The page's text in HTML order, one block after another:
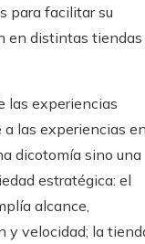
para facilitar su
en distintas tiendas
las experiencias
las experiencias en
dicotomía sino una
estratégica: el
alcance,
y velocidad; la